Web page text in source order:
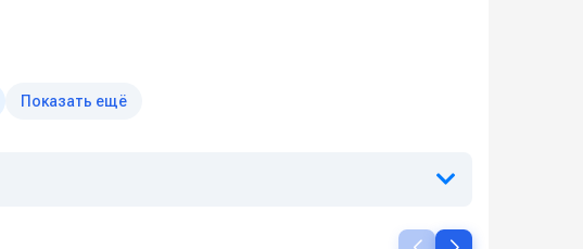
Показать ещё